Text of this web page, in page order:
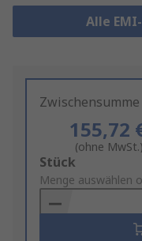
Alle
155,72
(ohne MwSt.)
Add
to
Basket
Stück
Menge auswählen